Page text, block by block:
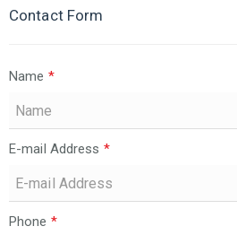
Contact Form
Name *
E-mail Address *
Phone *